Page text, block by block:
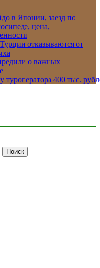
в Японии, заезд по
цена,
отказываются от
о важных
туроператора 400 тыс.